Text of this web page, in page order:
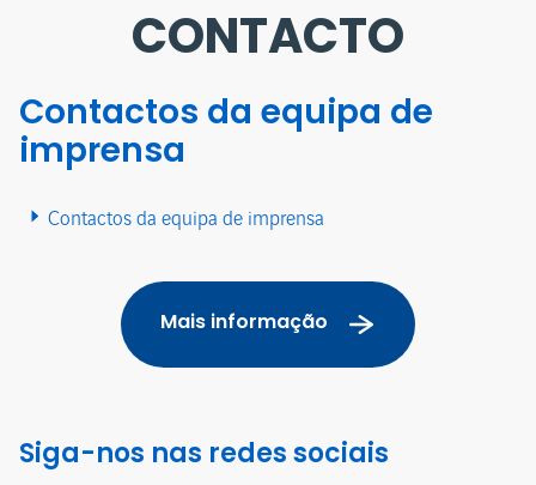
CONTACTO
Contactos da equipa de
imprensa
Contactos da equipa de imprensa
Mais informação
Siga-nos nas redes sociais